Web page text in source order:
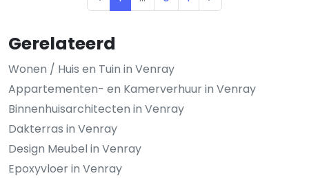
Gerelateerd
Wonen / Huis en Tuin in Venray
Appartementen- en Kamerverhuur in Venray
Binnenhuisarchitecten in Venray
Dakterras in Venray
Design Meubel in Venray
Epoxyvloer in Venray